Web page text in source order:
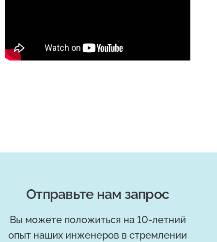
Отправьте нам запрос
Вы можете положиться на 10-летний
опыт наших инженеров в стремлении